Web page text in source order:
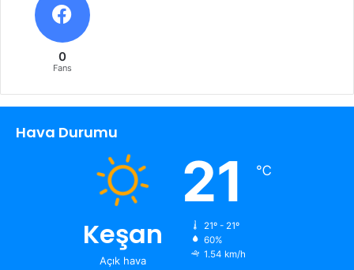
0
Fans
Hava Durumu
Keşan
Açık hava
21 ℃
21º - 21º
60%
1.54 km/h